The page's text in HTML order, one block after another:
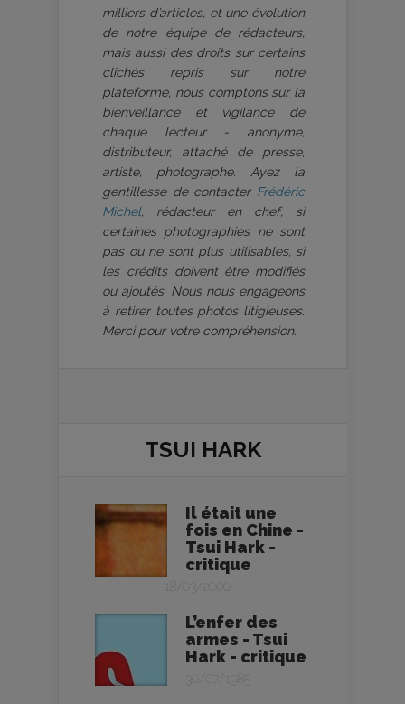
milliers d’articles, et une évolution
de notre équipe de rédacteurs,
mais aussi des droits sur certains
clichés repris sur notre
plateforme, nous comptons sur la
bienveillance et vigilance de
chaque lecteur - anonyme,
distributeur, attaché de presse,
artiste, photographe. Ayez la
gentillesse de contacter Frédéric
Michel, rédacteur en chef, si
certaines photographies ne sont
pas ou ne sont plus utilisables, si
les crédits doivent être modifiés
ou ajoutés. Nous nous engageons
à retirer toutes photos litigieuses.
Merci pour votre compréhension.
TSUI HARK
Il était une
fois en Chine -
Tsui Hark -
critique
18/03/2000
L’enfer des
armes - Tsui
Hark - critique
30/07/1985